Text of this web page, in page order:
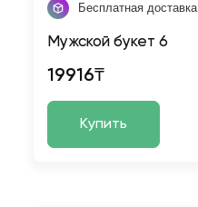
Бесплатная доставка
Мужской букет 6
19916₸
Купить